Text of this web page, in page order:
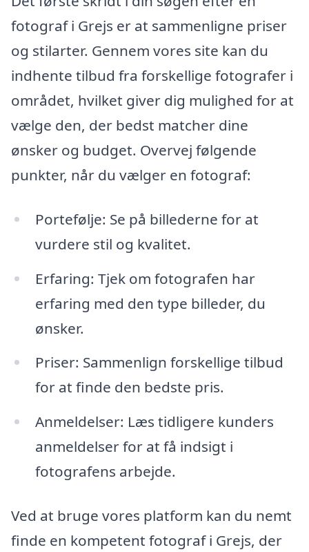
fotograf i Grejs er at sammenligne priser
og stilarter. Gennem vores site kan du
indhente tilbud fra forskellige fotografer i
området, hvilket giver dig mulighed for at
vælge den, der bedst matcher dine
ønsker og budget. Overvej følgende
punkter, når du vælger en fotograf:
Portefølje: Se på billederne for at
vurdere stil og kvalitet.
Erfaring: Tjek om fotografen har
erfaring med den type billeder, du
ønsker.
Priser: Sammenlign forskellige tilbud
for at finde den bedste pris.
Anmeldelser: Læs tidligere kunders
anmeldelser for at få indsigt i
fotografens arbejde.
Ved at bruge vores platform kan du nemt
finde en kompetent fotograf i Grejs, der